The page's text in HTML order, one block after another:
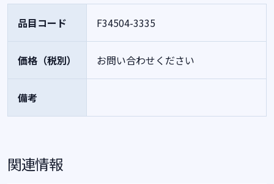
品目コード F34504-3335
価格（税別） お問い合わせください
備考
関連情報